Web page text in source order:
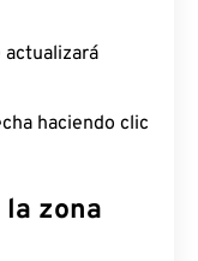
actualizará
haciendo clic
la zona